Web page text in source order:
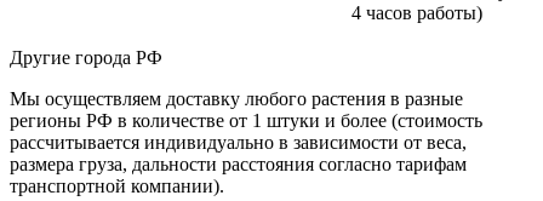
4 часов работы)
Другие города РФ
Мы осуществляем доставку любого растения в разные
регионы РФ в количестве от 1 штуки и более (стоимость
рассчитывается индивидуально в зависимости от веса,
размера груза, дальности расстояния согласно тарифам
транспортной компании).